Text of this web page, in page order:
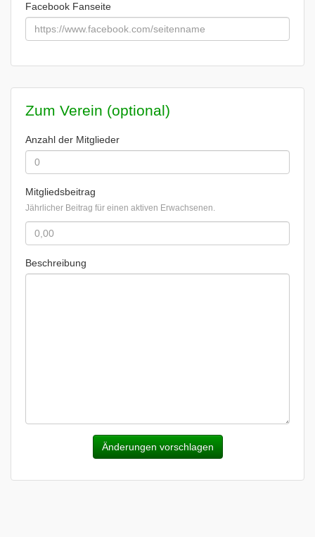
Facebook Fanseite
Zum Verein (optional)
Anzahl der Mitglieder
Mitgliedsbeitrag
Jährlicher Beitrag für einen aktiven Erwachsenen.
Beschreibung
Änderungen vorschlagen